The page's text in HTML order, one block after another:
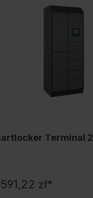
Terminal 2
zł*